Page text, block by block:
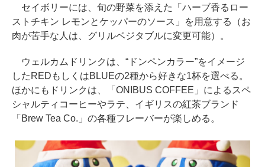
セイボリーには、旬の野菜を添えた「ハーブ香るロー
ストチキン レモンとケッパーのソース」を用意する（お
肉が苦手な人は、グリルベジタブルに変更可能）。
ウェルカムドリンクは、“ドンペンカラー”をイメージ
したREDもしくはBLUEの2種から好きな1杯を選べる。
ほかにもドリンクは、「ONIBUS COFFEE」によるスペ
シャルティコーヒーやラテ、イギリスの紅茶ブランド
「Brew Tea Co.」の各種フレーバーが楽しめる。